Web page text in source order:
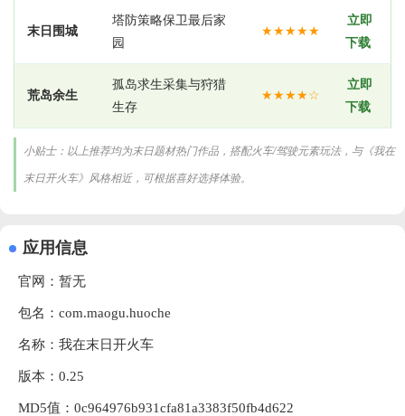
末日围城
塔防策略保卫最后家
园
★★★★★
立即
下载
荒岛余生
孤岛求生采集与狩猎
生存
★★★★☆
立即
下载
小贴士：以上推荐均为末日题材热门作品，搭配火车/驾驶元素玩法，与《我在
末日开火车》风格相近，可根据喜好选择体验。
应用信息
官网：暂无
包名：com.maogu.huoche
名称：我在末日开火车
版本：0.25
MD5值：0c964976b931cfa81a3383f50fb4d622